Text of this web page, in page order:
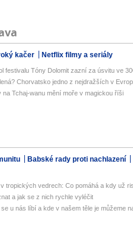
kačer Netflix filmy a seriály
festivalu Tóny Dolomit zazní za úsvitu ve
Chorvatsko jedno z nejdražších v
na Tchaj-wanu mění moře v magickou říši
Babské rady proti nachlazení
tropických vedrech: Co pomáhá a kdy už
a jak se z nich rychle vyléčit
u nás líbí a kde v našem těle je můžeme